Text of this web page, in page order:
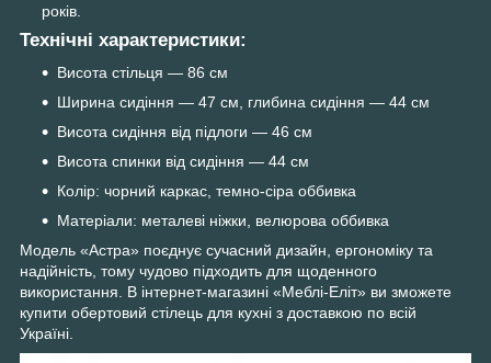
років.
Технічні характеристики:
Висота стільця — 86 см
Ширина сидіння — 47 см, глибина сидіння — 44 см
Висота сидіння від підлоги — 46 см
Висота спинки від сидіння — 44 см
Колір: чорний каркас, темно-сіра оббивка
Матеріали: металеві ніжки, велюрова оббивка
Модель «Астра» поєднує сучасний дизайн, ергономіку та
надійність, тому чудово підходить для щоденного
використання. В інтернет-магазині «Меблі-Еліт» ви зможете
купити обертовий стілець для кухні з доставкою по всій
Україні.